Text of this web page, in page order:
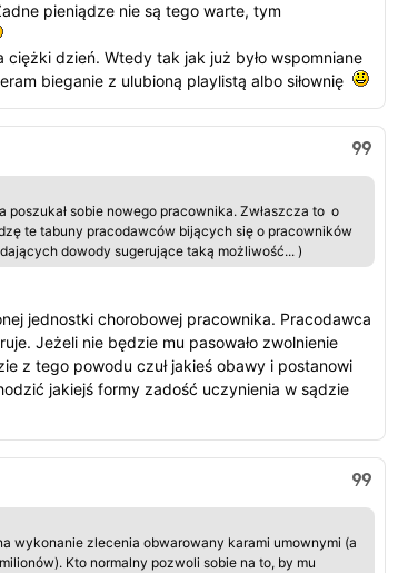
pieniądze nie są tego warte, tym
dzień. Wtedy tak jak już było wspomniane
bieganie z ulubioną playlistą albo siłownię
sobie nowego pracownika. Zwłaszcza to o
te tabuny pracodawców bijących się o pracowników
dowody sugerujące taką możliwość... )
jednostki chorobowej pracownika. Pracodawca
Jeżeli nie będzie mu pasowało zwolnienie
z tego powodu czuł jakieś obawy i postanowi
jakiejś formy zadość uczynienia w sądzie
wykonanie zlecenia obwarowany karami umownymi (a
Kto normalny pozwoli sobie na to, by mu